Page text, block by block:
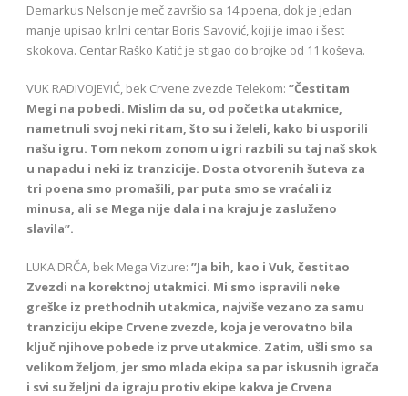
Demarkus Nelson je meč završio sa 14 poena, dok je jedan
manje upisao krilni centar Boris Savović, koji je imao i šest
skokova. Centar Raško Katić je stigao do brojke od 11 koševa.
VUK RADIVOJEVIĆ, bek Crvene zvezde Telekom: ’’Čestitam
Megi na pobedi. Mislim da su, od početka utakmice,
nametnuli svoj neki ritam, što su i želeli, kako bi usporili
našu igru. Tom nekom zonom u igri razbili su taj naš skok
u napadu i neki iz tranzicije. Dosta otvorenih šuteva za
tri poena smo promašili, par puta smo se vraćali iz
minusa, ali se Mega nije dala i na kraju je zasluženo
slavila’’.
LUKA DRČA, bek Mega Vizure: ’’Ja bih, kao i Vuk, čestitao
Zvezdi na korektnoj utakmici. Mi smo ispravili neke
greške iz prethodnih utakmica, najviše vezano za samu
tranziciju ekipe Crvene zvezde, koja je verovatno bila
ključ njihove pobede iz prve utakmice. Zatim, ušli smo sa
velikom željom, jer smo mlada ekipa sa par iskusnih igrača
i svi su željni da igraju protiv ekipe kakva je Crvena